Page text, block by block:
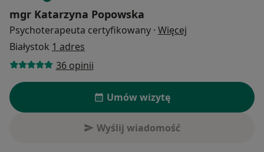
mgr Katarzyna Popowska
Psychoterapeuta certyfikowany · Więcej
Białystok 1 adres
36 opinii
Umów wizytę
Wyślij wiadomość